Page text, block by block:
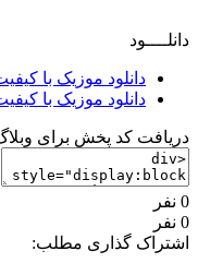
دانلــــود
دانلود موزیک با کیفیت
دانلود موزیک با کیفیت
دریافت کد پخش برای
0 نفر
0 نفر
اشتراک گذاری مطلب: